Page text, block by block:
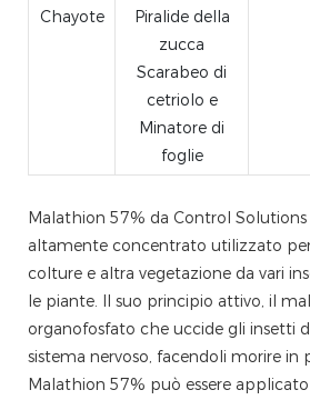
Chayote
Piralide della
zucca
Scarabeo di
cetriolo e
Minatore di
foglie
Malathion 57% da Control Solutions
altamente concentrato utilizzato
colture e altra vegetazione da vari
le piante. Il suo principio attivo, il
organofosfato che uccide gli insetti
sistema nervoso, facendoli morire in
Malathion 57% può essere